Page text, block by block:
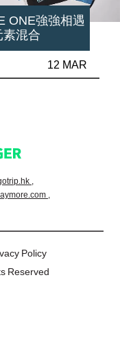
ONE強強相遇
素混合
12 MAR
,
,
Policy
Reserved